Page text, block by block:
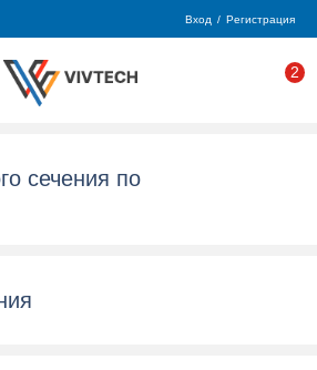
Вход / Регистрация
2
сечения по